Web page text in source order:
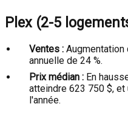
Plex (2-5
Ventes : Augmentation
annuelle de 24 %.
Prix médian : En
atteindre 623 750 $, et
l'année.